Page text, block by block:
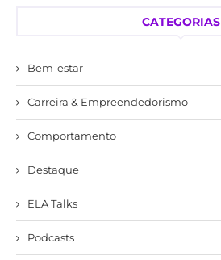
CATEGORIAS
Bem-estar
Carreira & Empreendedorismo
Comportamento
Destaque
ELA Talks
Podcasts